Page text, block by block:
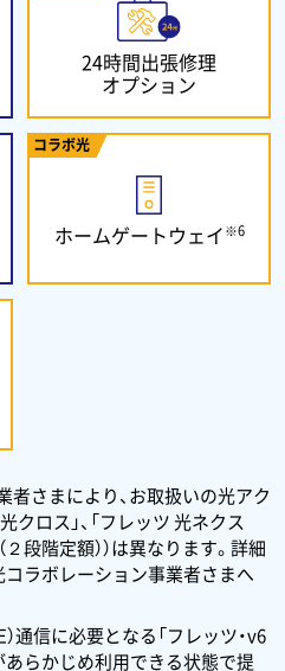
24時間出張修理
オプション
コラボ光
ホームゲートウェイ※6
さまにより、お取扱いの光アク
クロス」、「フレッツ 光ネクス
２段階定額））は異なります。詳細
コラボレーション事業者さまへ
通信に必要となる「フレッツ・v6
あらかじめ利用できる状態で提